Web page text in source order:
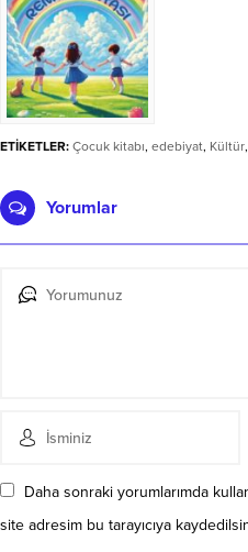
ETİKETLER: Çocuk kitabı, edebiyat, Kültür,
Yorumlar
Daha sonraki yorumlarımda
site adresim bu tarayıcıya